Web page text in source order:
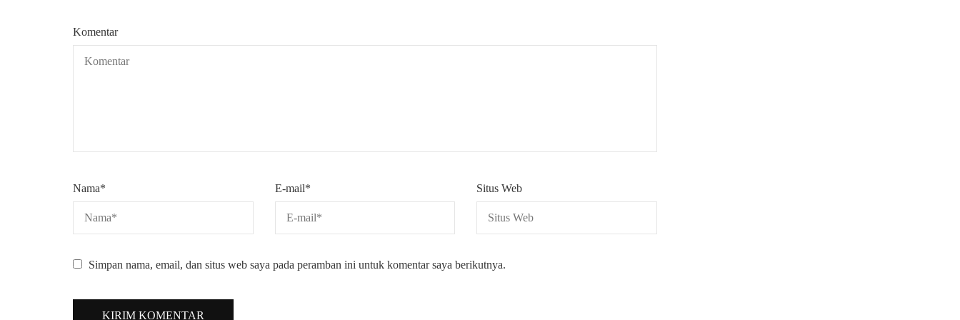
Komentar
Nama* E-mail* Situs Web
Simpan nama, email, dan situs web saya pada peramban ini untuk komentar saya berikutnya.